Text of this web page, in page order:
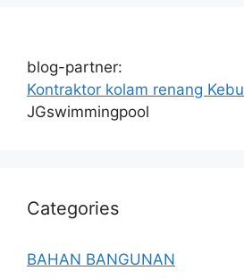
blog-partner:
Kontraktor kolam renang
JGswimmingpool
Categories
BAHAN BANGUNAN